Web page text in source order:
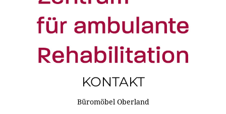
KONTAKT
Büromöbel Oberland